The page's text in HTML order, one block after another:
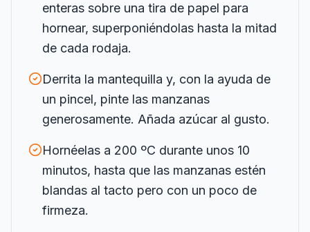
enteras sobre una tira de papel para
hornear, superponiéndolas hasta la mitad
de cada rodaja.
Derrita la mantequilla y, con la ayuda de
un pincel, pinte las manzanas
generosamente. Añada azúcar al gusto.
Hornéelas a 200 ºC durante unos 10
minutos, hasta que las manzanas estén
blandas al tacto pero con un poco de
firmeza.